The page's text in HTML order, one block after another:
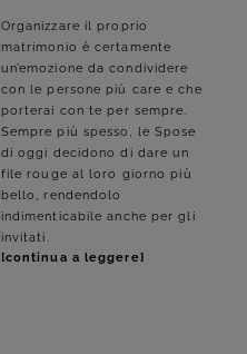
Organizzare il proprio
matrimonio è certamente
un’emozione da condividere
con le persone più care e che
porterai con te per sempre.
Sempre più spesso, le Spose
di oggi decidono di dare un
file rouge al loro giorno più
bello, rendendolo
indimenticabile anche per gli
invitati.
[continua a leggere]